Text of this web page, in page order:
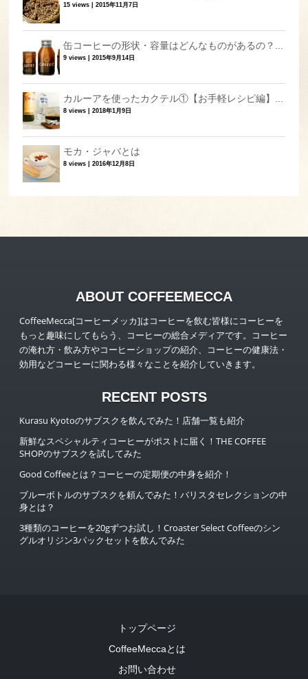
15 views |2015年11月7日
缶コーヒーの形状・容量はどんなものがあるの？...
9 views |2015年9月14日
カルーアを使ったカクテル①【お手軽レシピ編】...
8 views |2018年1月9日
モカ・ジャバとは
8 views |2016年12月8日
ABOUT COFFEEMECCA
CoffeeMecca[コーヒーメッカ]はコーヒーを飲む皆様にコーヒーを
もっと趣味にしてもらう、コーヒーの総合メディアです。コーヒー
の淹れ方・飲み方やコーヒーショップの紹介、コーヒーの健康法・
効用などコーヒーに関わる様々なことを紹介していきます。
RECENT POSTS
Kurasu Kyotoのサブスクを飲んでみた！店舗一覧も紹介
新鮮なスペシャルティコーヒーがポストに届く！THE COFFEE
SHOPのサブスクを試してみた
Good Coffeeとは？コーヒーの定期便の中身を紹介！
ブルーボトルのサブスクを頼んでみた！バリスタセレクションの中
身とは？
3種類のコーヒーを20gずつお試し！Croaster Select Coffeeのシン
グルオリジン3パックセットを飲んでみた
トップページ
CoffeeMeccaとは
お問い合わせ